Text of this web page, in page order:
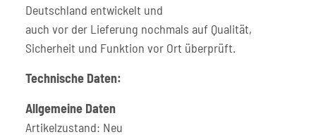
Deutschland entwickelt und
auch vor der Lieferung nochmals auf Qualität,
Sicherheit und Funktion vor Ort überprüft.
Technische Daten:
Allgemeine Daten
Artikelzustand: Neu